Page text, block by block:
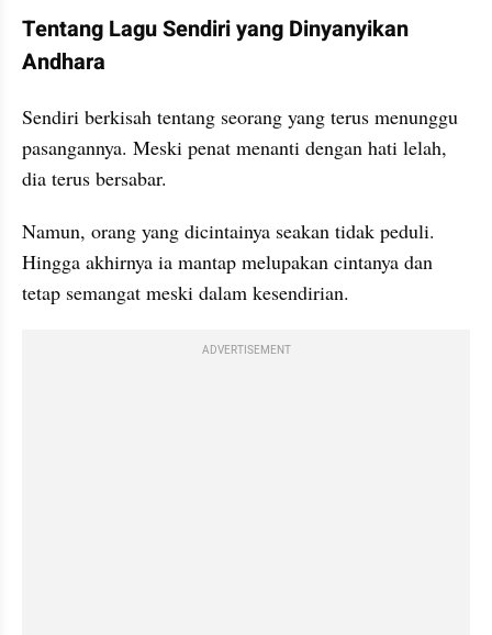
Tentang Lagu Sendiri yang Dinyanyikan
Andhara
Sendiri berkisah tentang seorang yang terus menunggu
pasangannya. Meski penat menanti dengan hati lelah,
dia terus bersabar.
Namun, orang yang dicintainya seakan tidak peduli.
Hingga akhirnya ia mantap melupakan cintanya dan
tetap semangat meski dalam kesendirian.
ADVERTISEMENT